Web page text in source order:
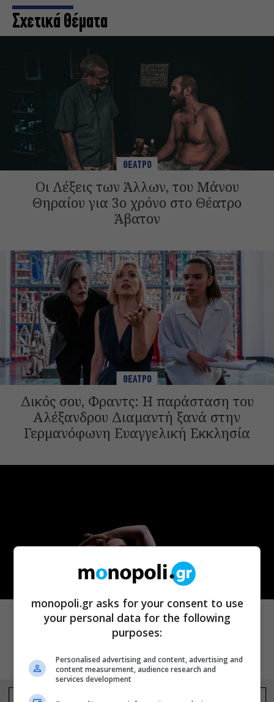
Σχετικά Θέματα
ΘΕΑΤΡΟ
Οι Λέξεις των Άλλων, του Μάνου
Θηραίου για 3ο χρόνο στο Θέατρο
Άβατον
ΘΕΑΤΡΟ
Δικός σου, Φραντς: Η παράσταση του
Αλέξανδρου Διαμαντή ξανά στην
Γερμανόφωνη Ευαγγελική Εκκλησία
Ρωγμές: Η σόλο χοροθεατρική
περφόρμανς της Χριστίνας Κυριαζίδη
monopoli.gr asks for your consent to use
your personal data for the following
purposes:
Personalised advertising and content, advertising and
content measurement, audience research and
services development